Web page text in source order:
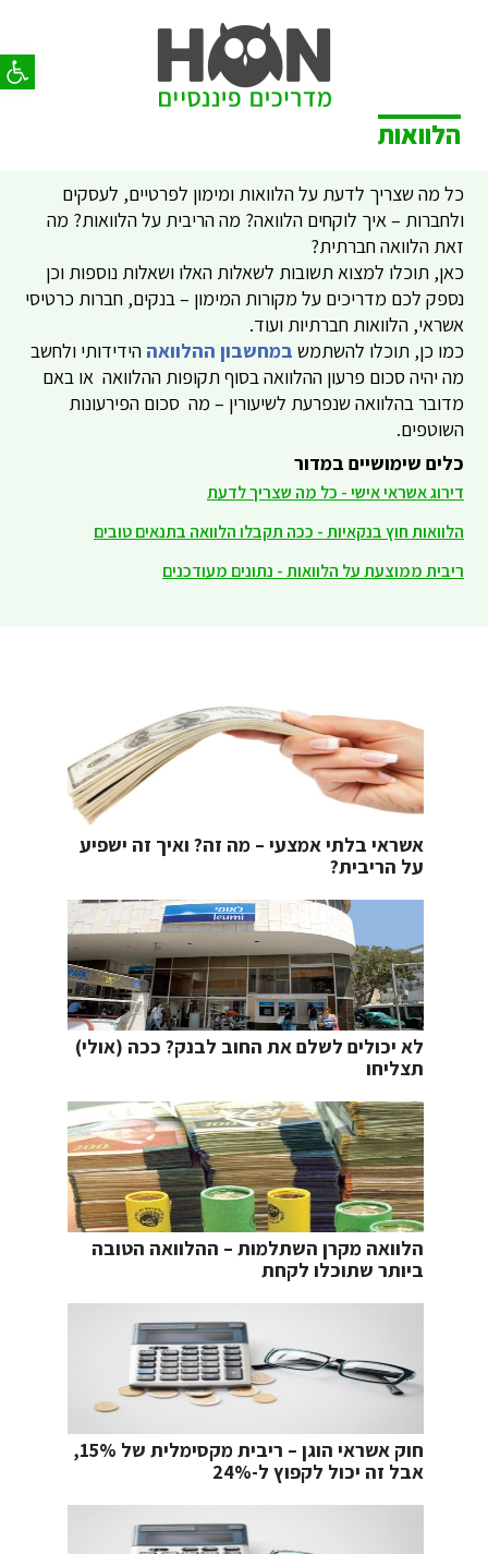
פתח
הלוואות
כל מה שצריך לדעת על הלוואות ומימון לפרטיים, לעסקים
ולחברות – איך לוקחים הלוואה? מה הריבית על הלוואות? מה
זאת הלוואה חברתית?
כאן, תוכלו למצוא תשובות לשאלות האלו ושאלות נוספות וכן
נספק לכם מדריכים על מקורות המימון – בנקים, חברות כרטיסי
אשראי, הלוואות חברתיות ועוד.
כמו כן, תוכלו להשתמש במחשבון ההלוואה הידידותי ולחשב
מה יהיה סכום פרעון ההלוואה בסוף תקופות ההלוואה או באם
מדובר בהלוואה שנפרעת לשיעורין – מה סכום הפירעונות
השוטפים.
כלים שימושיים במדור
דירוג אשראי אישי - כל מה שצריך לדעת
הלוואות חוץ בנקאיות - ככה תקבלו הלוואה בתנאים טובים
ריבית ממוצעת על הלוואות - נתונים מעודכנים
אשראי בלתי אמצעי – מה זה? ואיך זה ישפיע
על הריבית?
לא יכולים לשלם את החוב לבנק? ככה (אולי)
תצליחו
הלוואה מקרן השתלמות – ההלוואה הטובה
ביותר שתוכלו לקחת
חוק אשראי הוגן – ריבית מקסימלית של 15%,
אבל זה יכול לקפוץ ל-24%